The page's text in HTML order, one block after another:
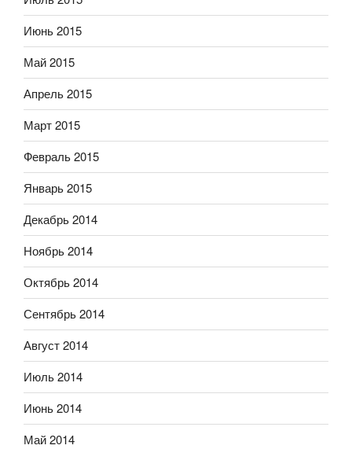
Июнь 2015
Май 2015
Апрель 2015
Март 2015
Февраль 2015
Январь 2015
Декабрь 2014
Ноябрь 2014
Октябрь 2014
Сентябрь 2014
Август 2014
Июль 2014
Июнь 2014
Май 2014